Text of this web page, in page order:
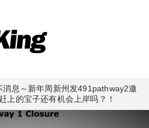
消息～新年周新州发491pathway2邀
上的宝子还有机会上岸吗？！